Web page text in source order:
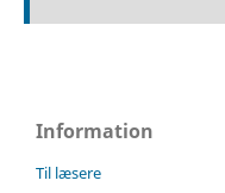
Information
Til læsere